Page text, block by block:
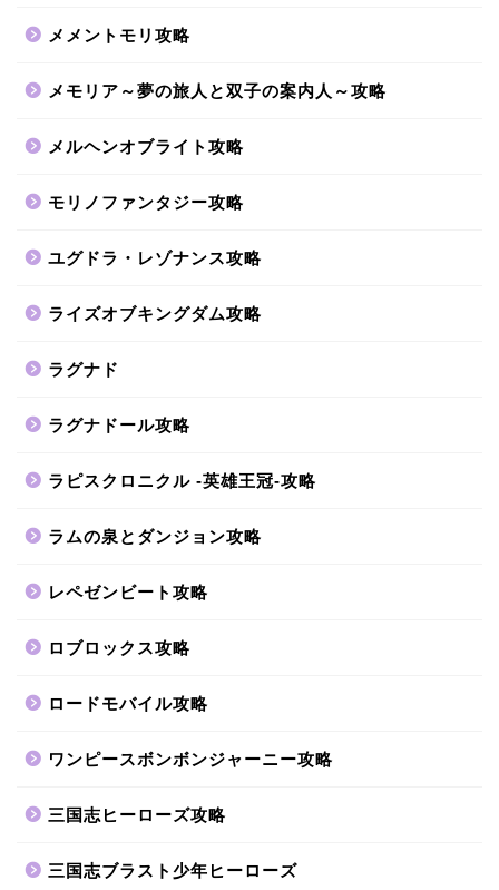
メメントモリ攻略
メモリア～夢の旅人と双子の案内人～攻略
メルヘンオブライト攻略
モリノファンタジー攻略
ユグドラ・レゾナンス攻略
ライズオブキングダム攻略
ラグナド
ラグナドール攻略
ラピスクロニクル -英雄王冠-攻略
ラムの泉とダンジョン攻略
レペゼンビート攻略
ロブロックス攻略
ロードモバイル攻略
ワンピースボンボンジャーニー攻略
三国志ヒーローズ攻略
三国志ブラスト少年ヒーローズ